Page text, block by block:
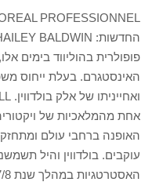
האינסטגרם. בעלת ייחוס
אחת מהמלאכיות של
עוקבים. בולדווין והיל
האסטרטגיות במהלך שנת 2017/8.